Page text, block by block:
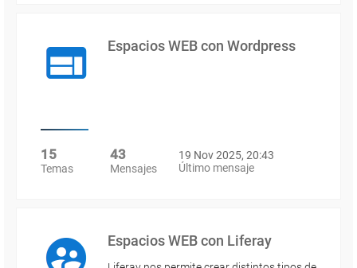
Espacios WEB con Wordpress
15
Temas
43
Mensajes
19 Nov 2025, 20:43
Último mensaje
Espacios WEB con Liferay